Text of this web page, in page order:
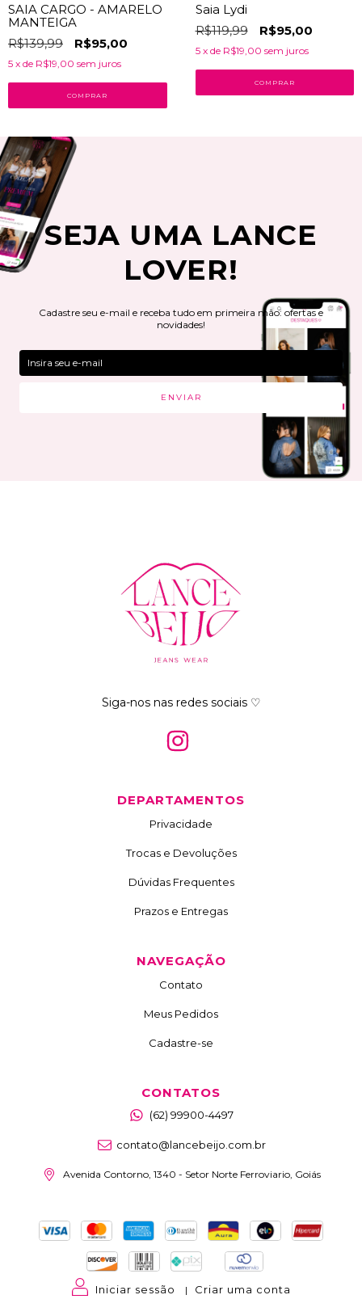
SAIA CARGO - AMARELO
MANTEIGA
R$139,99
R$95,00
5 x de R$19,00 sem juros
COMPRAR
Saia Lydi
R$119,99
R$95,00
5 x de R$19,00 sem juros
COMPRAR
SEJA UMA LANCE
LOVER!
Cadastre seu e-mail e receba tudo em primeira mão: ofertas e
novidades!
Siga-nos nas redes sociais ♡
DEPARTAMENTOS
Privacidade
Trocas e Devoluções
Dúvidas Frequentes
Prazos e Entregas
NAVEGAÇÃO
Contato
Meus Pedidos
Cadastre-se
CONTATOS
(62) 99900-4497
contato@lancebeijo.com.br
Avenida Contorno, 1340 - Setor Norte Ferroviario, Goiás
Iniciar sessão | Criar uma conta